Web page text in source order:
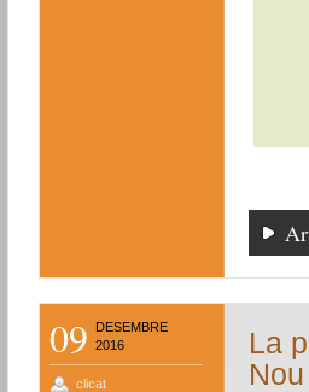
09
DESEMBRE
2016
clicat
La